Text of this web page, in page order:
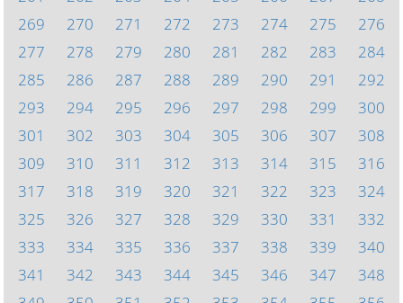
269
270 271 272 273 274 275
276
277
278 279 280 281 282 283
284
285
286 287 288 289 290 291
292
293
294 295 296 297 298 299
300
301
302 303 304 305 306 307
308
309
310 311 312 313 314 315
316
317
318 319 320 321 322 323
324
325
326 327 328 329 330 331
332
333
334 335 336 337 338 339
340
341
342 343 344 345 346 347
348